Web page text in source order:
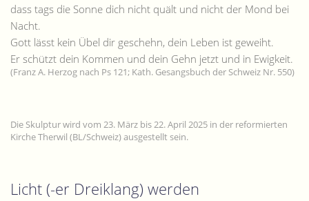
dass tags die Sonne dich nicht quält und nicht der Mond bei
Nacht.
Gott lässt kein Übel dir geschehn, dein Leben ist geweiht.
Er schützt dein Kommen und dein Gehn jetzt und in Ewigkeit.
(Franz A. Herzog nach Ps 121; Kath. Gesangsbuch der Schweiz Nr. 550)
Die Skulptur wird vom 23. März bis 22. April 2025 in der reformierten
Kirche Therwil (BL/Schweiz) ausgestellt sein.
Licht (-er Dreiklang) werden